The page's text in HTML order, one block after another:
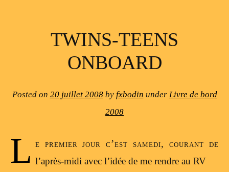
TWINS-TEENS
ONBOARD
Posted on 20 juillet 2008by fxbodin under Livre de bord
2008
L e premier jour c’est samedi, courant de
l’après-midi avec l’idée de me rendre au RV